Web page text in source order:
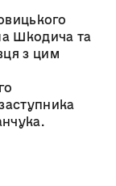
Шкодича та
з цим